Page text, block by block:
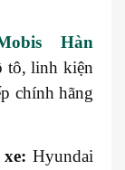
Hàn
tô, linh kiện
chính hãng
Hyundai